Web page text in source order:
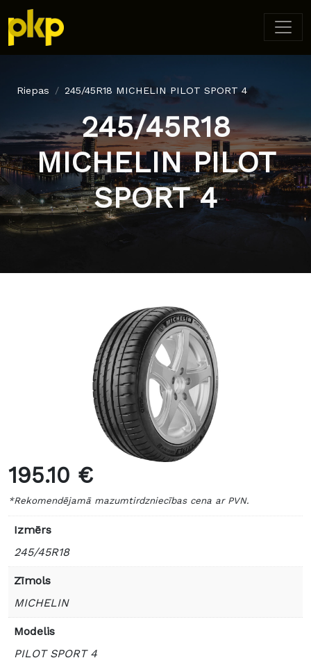
Riepas 245/45R18 MICHELIN PILOT SPORT 4
245/45R18
MICHELIN PILOT
SPORT 4
195.10 €
*Rekomendējamā mazumtirdzniecības cena ar PVN.
Izmērs
245/45R18
Zīmols
MICHELIN
Modelis
PILOT SPORT 4